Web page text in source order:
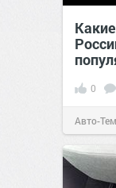
0
Авто-